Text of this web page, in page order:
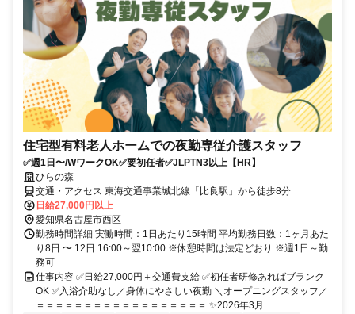
住宅型有料老人ホームでの夜勤専従介護スタッフ
✅週1日〜/WワークOK✅要初任者✅JLPTN3以上【HR】
ひらの森
交通・アクセス 東海交通事業城北線「比良駅」から徒歩8分
日給27,000円以上
愛知県名古屋市西区
勤務時間詳細 実働時間：1日あたり15時間 平均勤務日数：1ヶ月あた
り8日 〜 12日 16:00～翌10:00 ※休憩時間は法定どおり ※週1日～勤
務可
仕事内容 ✅日給27,000円＋交通費支給 ✅初任者研修あればブランク
OK ✅入浴介助なし／身体にやさしい夜勤 ＼オープニングスタッフ／
＝＝＝＝＝＝＝＝＝＝＝＝＝＝＝＝＝＝ ✨2026年3月 ...